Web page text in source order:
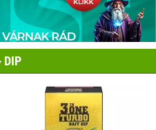
DIP